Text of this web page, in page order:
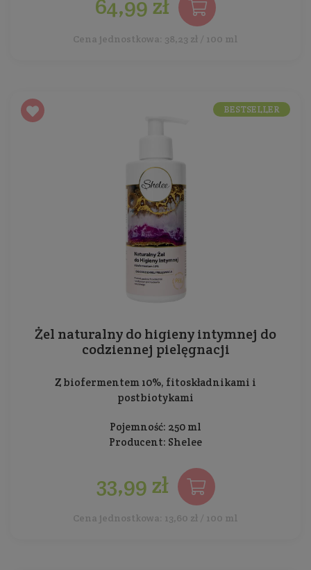
Cena jednostkowa: 38,23 zł / 100 ml
Żel naturalny do higieny intymnej do
codziennej pielęgnacji
Z biofermentem 10%, fitoskładnikami i
postbiotykami
Pojemność: 250 ml
Producent: Shelee
33,99 zł
Cena jednostkowa: 13,60 zł / 100 ml
BESTSELLER